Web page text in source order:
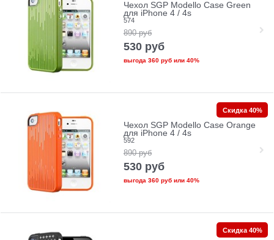
Чехол SGP Modello Case Green
для iPhone 4 / 4s
574
890 руб
530 руб
выгода 360 рубили 40%
Чехол SGP Modello Case Orange
для iPhone 4 / 4s
592
890 руб
530 руб
выгода 360 рубили 40%
Скидка 40%
Скидка 40%